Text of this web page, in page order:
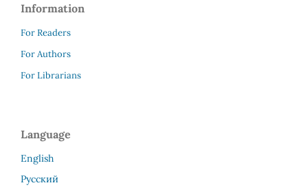
Information
For Readers
For Authors
For Librarians
Language
English
Русский